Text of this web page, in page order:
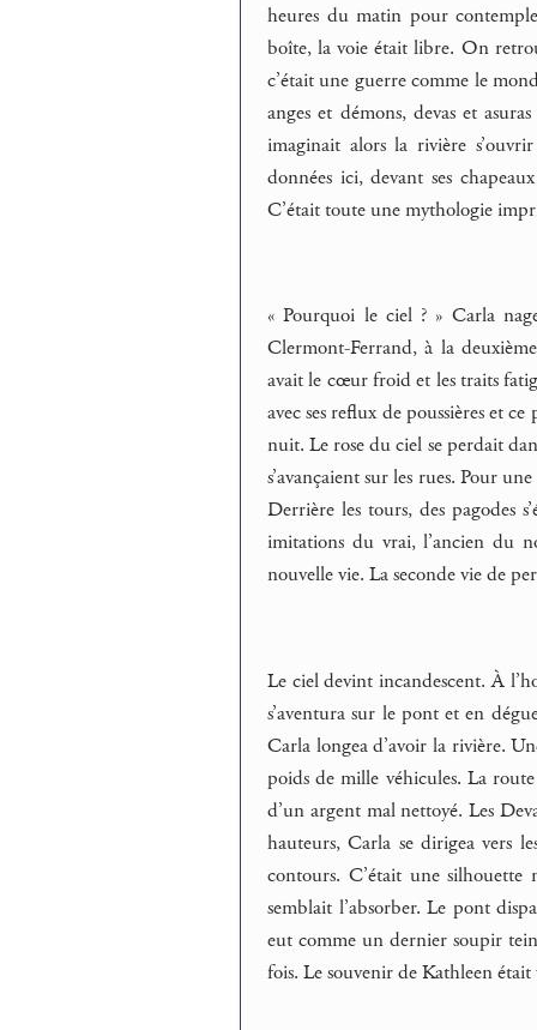
heures du matin pour
boîte, la voie était libre. On
c’était une guerre comme le
anges et démons, devas et
imaginait alors la rivière
données ici, devant ses
C’était toute une mythologie
« Pourquoi le ciel ? » Carla
Clermont-Ferrand, à la
avait le cœur froid et les traits
avec ses reflux de poussières et
nuit. Le rose du ciel se perdait
s’avançaient sur les rues. Pour
Derrière les tours, des pagodes
imitations du vrai, l’ancien du
nouvelle vie. La seconde vie de
Le ciel devint incandescent. À
s’aventura sur le pont et en
Carla longea d’avoir la rivière.
poids de mille véhicules. La
d’un argent mal nettoyé. Les
hauteurs, Carla se dirigea vers
contours. C’était une
semblait l’absorber. Le pont
eut comme un dernier soupir
fois. Le souvenir de Kathleen